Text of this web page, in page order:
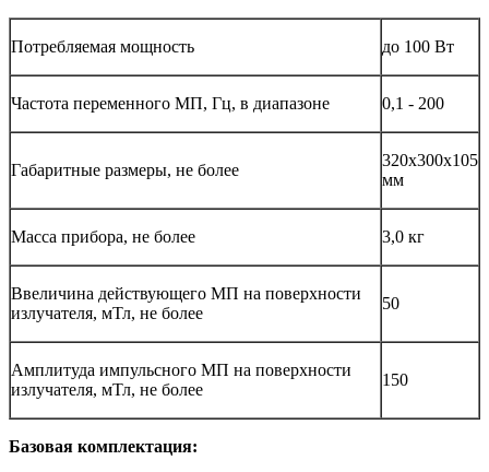
Потребляемая мощность до 100 Вт
Частота переменного МП, Гц, в диапазоне 0,1 - 200
Габаритные размеры, не более
320х300х105
мм
Масса прибора, не более 3,0 кг
Ввеличина действующего МП на поверхности
излучателя, мТл, не более
50
Амплитуда импульсного МП на поверхности
излучателя, мТл, не более
150
Базовая комплектация: